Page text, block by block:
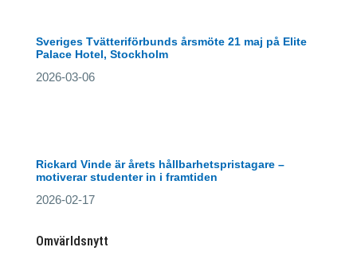
Sveriges Tvätteriförbunds årsmöte 21 maj på Elite
Palace Hotel, Stockholm
2026-03-06
Rickard Vinde är årets hållbarhetspristagare –
motiverar studenter in i framtiden
2026-02-17
Omvärldsnytt